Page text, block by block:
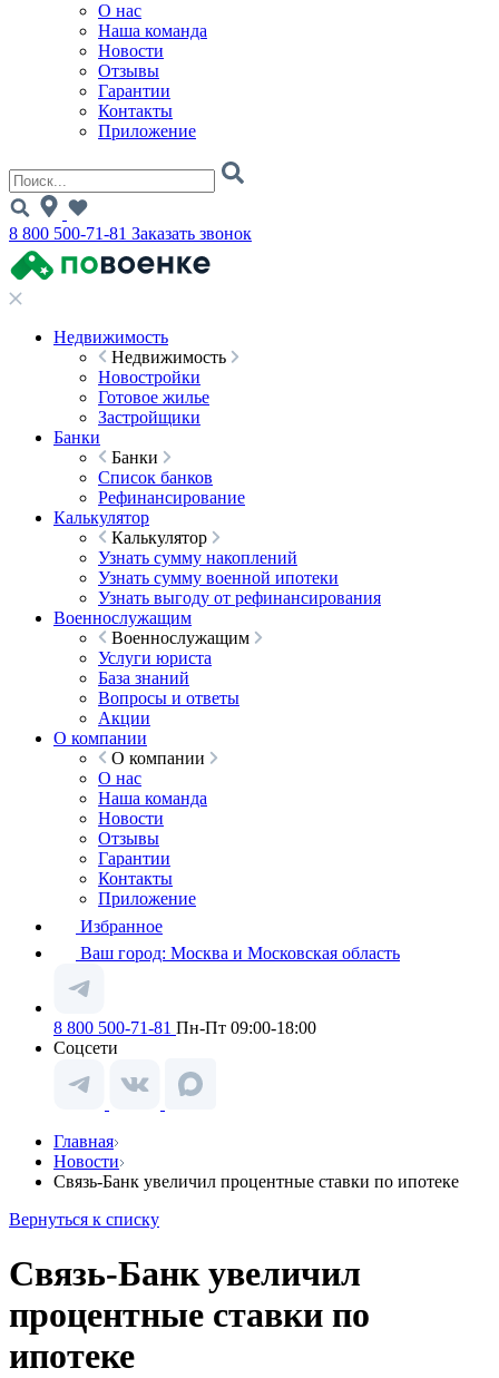
О нас
Наша команда
Новости
Отзывы
Гарантии
Контакты
Приложение
8 800 500-71-81 Заказать звонок
Недвижимость
Недвижимость
Новостройки
Готовое жилье
Застройщики
Банки
Банки
Список банков
Рефинансирование
Калькулятор
Калькулятор
Узнать сумму накоплений
Узнать сумму военной ипотеки
Узнать выгоду от рефинансирования
Военнослужащим
Военнослужащим
Услуги юриста
База знаний
Вопросы и ответы
Акции
О компании
О компании
О нас
Наша команда
Новости
Отзывы
Гарантии
Контакты
Приложение
Избранное
Ваш город: Москва и Московская область
8 800 500-71-81 Пн-Пт 09:00-18:00
Соцсети
Главная
Новости
Связь-Банк увеличил процентные ставки по ипотеке
Вернуться к списку
Связь-Банк увеличил
процентные ставки по
ипотеке